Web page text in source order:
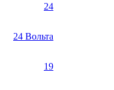
24
24 Вольта
19